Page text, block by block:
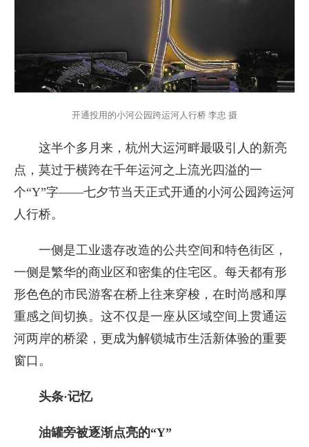
开通投用的小河公园跨运河人行桥 李忠 摄
这半个多月来，杭州大运河畔最吸引人的新亮
点，莫过于横跨在千年运河之上流光四溢的一
个“Y”字——七夕节当天正式开通的小河公园跨运河
人行桥。
一侧是工业遗存改造的公共空间和特色街区，
一侧是繁华的商业区和密集的住宅区。每天都有形
形色色的市民游客在桥上往来穿梭，在时尚感和厚
重感之间切换。这不仅是一座从区域空间上贯通运
河两岸的桥梁，更成为解锁城市生活新体验的重要
窗口。
头条·记忆
油罐旁被逐渐点亮的“Y”